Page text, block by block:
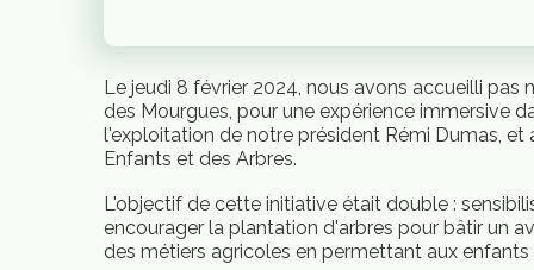
Le jeudi 8 février 2024, nous avons accueilli
des Mourgues, pour une expérience immersive
l'exploitation de notre président Rémi Dumas,
Enfants et des Arbres.
L'objectif de cette initiative était double :
encourager la plantation d'arbres pour bâtir un
des métiers agricoles en permettant aux